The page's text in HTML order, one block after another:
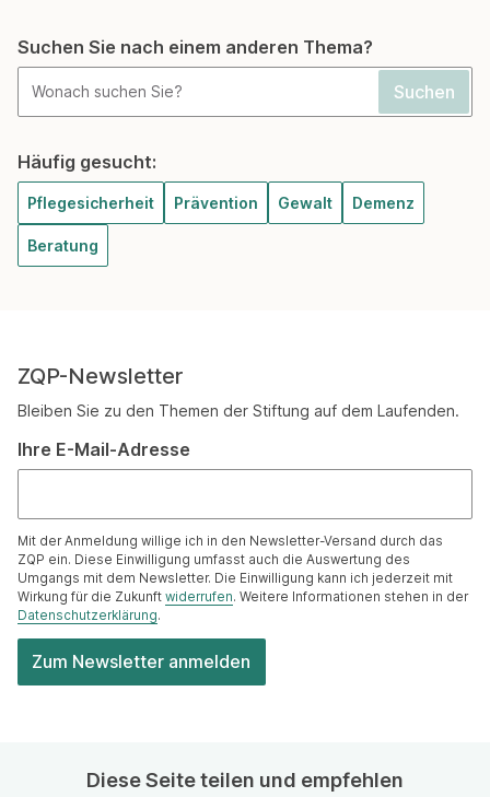
Suchen Sie nach einem anderen Thema?
Häufig gesucht:
Pflegesicherheit Prävention Gewalt Demenz
Beratung
ZQP-Newsletter
Bleiben Sie zu den Themen der Stiftung auf dem Laufenden.
Ihre E-Mail-Adresse
Mit der Anmeldung willige ich in den Newsletter-Versand durch das
ZQP ein. Diese Einwilligung umfasst auch die Auswertung des
Umgangs mit dem Newsletter. Die Einwilligung kann ich jederzeit mit
Wirkung für die Zukunft widerrufen. Weitere Informationen stehen in der
Datenschutzerklärung.
Diese Seite teilen und empfehlen